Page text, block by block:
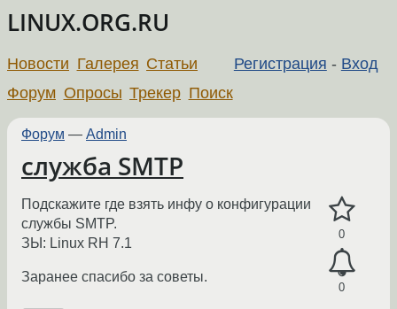
LINUX.ORG.RU
Регистрация - Вход
Новости Галерея Статьи
Форум Опросы Трекер Поиск
Форум — Admin
служба SMTP
0
0
Подскажите где взять инфу о конфигурации
службы SMTP.
ЗЫ: Linux RH 7.1
Заранее спасибо за советы.